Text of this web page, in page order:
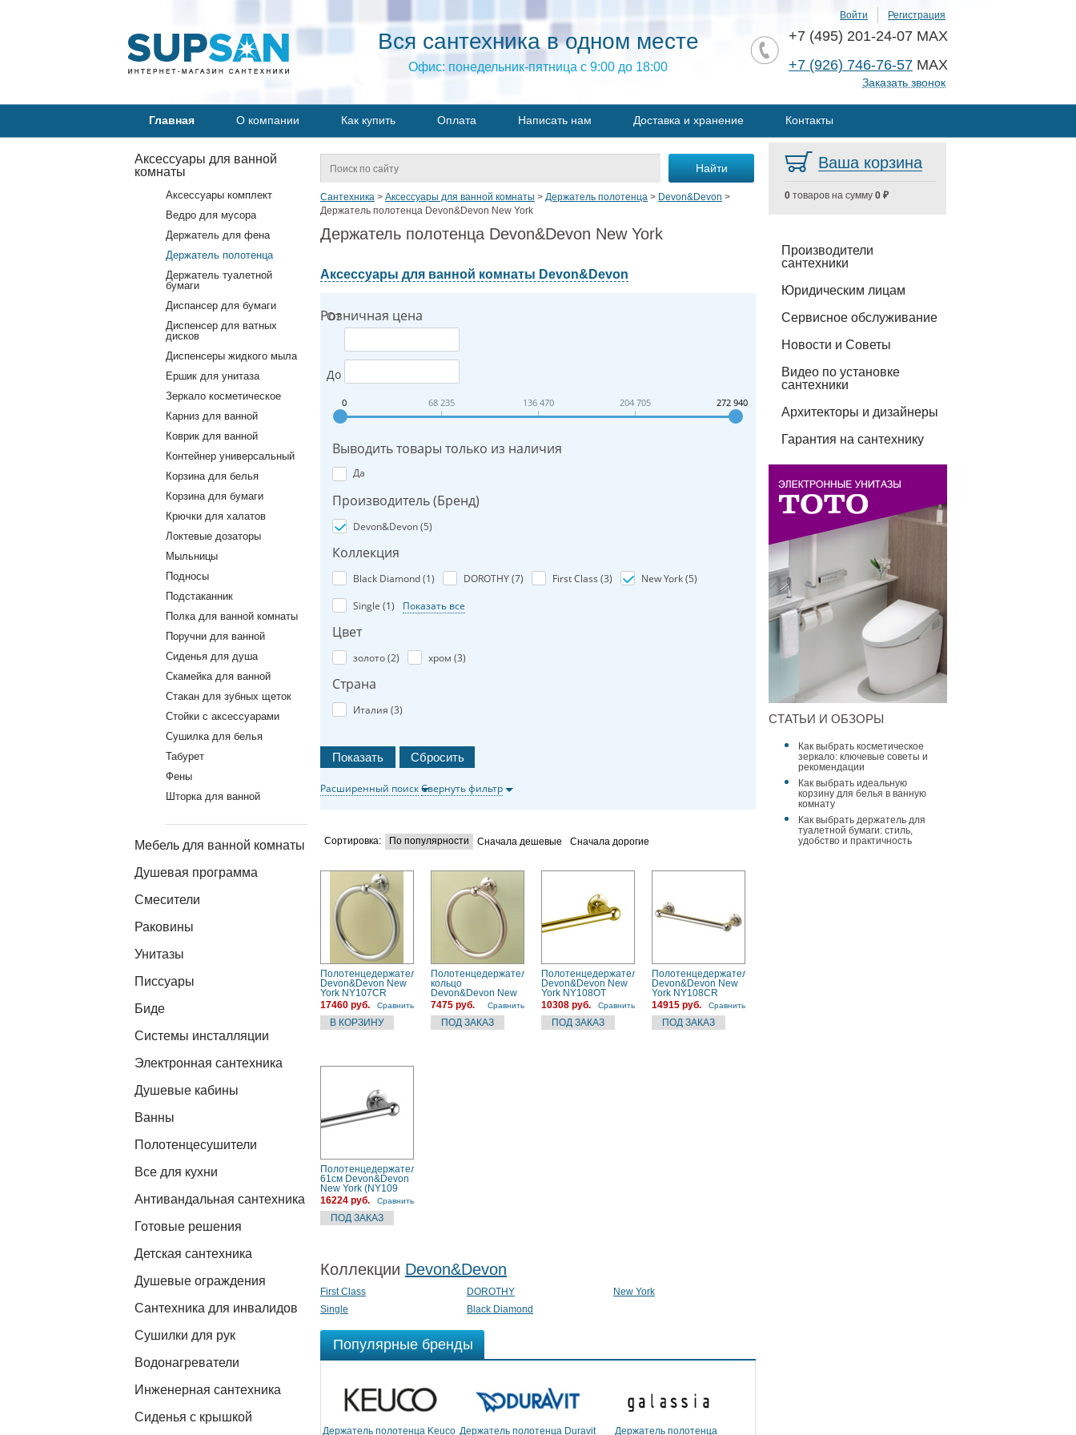
Вся сантехника в одном месте
Офис: понедельник-пятница с 9:00 до 18:00
Войти Регистрация
+7 (495) 201-24-07 MAX
+7 (926) 746-76-57 MAX
Заказать звонок
Главная О компании Как купить Оплата Написать нам Доставка и хранение Контакты
Аксессуары для ванной
комнаты
Аксессуары комплект
Ведро для мусора
Держатель для фена
Держатель полотенца
Держатель туалетной
бумаги
Диспансер для бумаги
Диспенсер для ватных
дисков
Диспенсеры жидкого мыла
Ершик для унитаза
Зеркало косметическое
Карниз для ванной
Коврик для ванной
Контейнер универсальный
Корзина для белья
Корзина для бумаги
Крючки для халатов
Локтевые дозаторы
Мыльницы
Подносы
Подстаканник
Полка для ванной комнаты
Поручни для ванной
Сиденья для душа
Скамейка для ванной
Стакан для зубных щеток
Стойки с аксессуарами
Сушилка для белья
Табурет
Фены
Шторка для ванной
Мебель для ванной комнаты
Душевая программа
Смесители
Раковины
Унитазы
Писсуары
Биде
Системы инсталляции
Электронная сантехника
Душевые кабины
Ванны
Полотенцесушители
Все для кухни
Антивандальная сантехника
Готовые решения
Детская сантехника
Душевые ограждения
Сантехника для инвалидов
Сушилки для рук
Водонагреватели
Инженерная сантехника
Сиденья с крышкой
Сантехника > Аксессуары для ванной комнаты > Держатель полотенца > Devon&Devon >
Держатель полотенца Devon&Devon New York
Держатель полотенца Devon&Devon New York
Аксессуары для ванной комнаты Devon&Devon
Розничная цена
От
До
0 68 235 136 470 204 705 272 940
Выводить товары только из наличия
Да
Производитель (Бренд)
Devon&Devon (5)
Коллекция
Black Diamond (1) DOROTHY (7) First Class (3) New York (5)
Single (1) Показать все
Цвет
золото (2) хром (3)
Страна
Италия (3)
Расширенный поискСвернуть фильтр
Сортировка: По популярности Сначала дешевые Сначала дорогие
Полотенцедержатель
Devon&Devon New
York NY107CR
17460 руб.
Сравнить
Полотенцедержатель-
кольцо
Devon&Devon New
York NY107OT
21см., подвесной,
цвет: золото
7475 руб. Сравнить
Полотенцедержатель
Devon&Devon New
York NY108OT
58.5см., подвесной,
цвет: золото
10308 руб. Сравнить
Полотенцедержатель
Devon&Devon New
York NY108CR
14915 руб.
Сравнить
Полотенцедержатель
61см Devon&Devon
New York (NY109
CR) хром,
подвесной
16224 руб. Сравнить
Коллекции Devon&Devon
First Class DOROTHY
New York
Single
Black Diamond
Популярные бренды
Держатель полотенца Keuco Держатель полотенца Duravit
Держатель полотенца
Ваша корзина
0 товаров на сумму 0 ₽
Производители
сантехники
Юридическим лицам
Сервисное обслуживание
Новости и Советы
Видео по установке
сантехники
Архитекторы и дизайнеры
Гарантия на сантехнику
СТАТЬИ И ОБЗОРЫ
Как выбрать косметическое
зеркало: ключевые советы и
рекомендации
Как выбрать идеальную
корзину для белья в ванную
комнату
Как выбрать держатель для
туалетной бумаги: стиль,
удобство и практичность